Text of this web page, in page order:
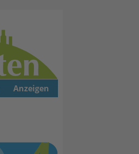
Anzeigen